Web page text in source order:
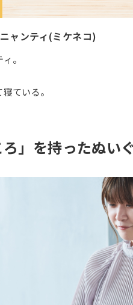
ャンティ(ミケネコ)
。
ている。
」を持ったぬい